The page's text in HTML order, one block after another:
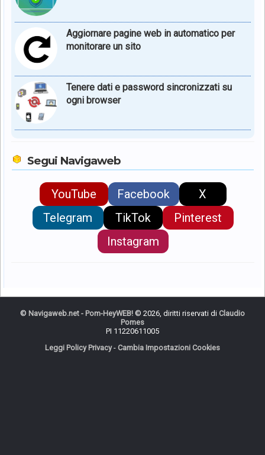
Aggiornare pagine web in automatico per
monitorare un sito
Tenere dati e password sincronizzati su
ogni browser
Segui Navigaweb
YouTube Facebook
X
Telegram
TikTok
Pinterest
Instagram
© Navigaweb.net - Pom-HeyWEB! © 2026, diritti riservati di Claudio
Pomes
PI 11220611005
Leggi Policy Privacy- Cambia Impostazioni Cookies